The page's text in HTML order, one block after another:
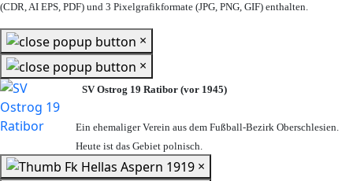
(CDR, AI EPS, PDF) und 3 Pixelgrafikformate (JPG, PNG, GIF) enthalten.
×
×
SV Ostrog 19 Ratibor (vor 1945)
Ein ehemaliger Verein aus dem Fußball-Bezirk Oberschlesien.
Heute ist das Gebiet polnisch.
×